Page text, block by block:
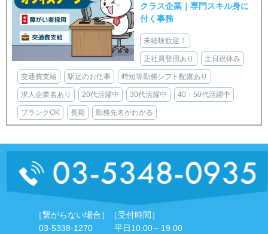
クラス企業｜専門スキル身に
付く事務
未経験歓迎！
正社員登用あり 土日祝休み
交通費支給 駅近のお仕事 時短等勤務シフト配慮あり
求人企業名あり 20代活躍中 30代活躍中 40・50代活躍中
ブランクOK 長期 勤務先名がわかる
［繋がらない場合］
03-5338-1270
［受付時間］
平日10:00～19:00